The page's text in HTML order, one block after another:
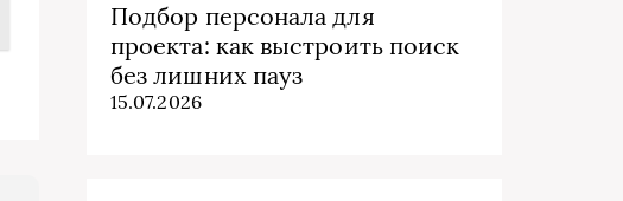
Подбор персонала для
проекта: как выстроить поиск
без лишних пауз
15.07.2026